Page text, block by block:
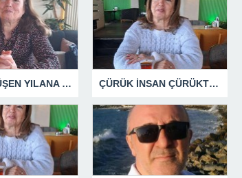
DENİZE DÜŞEN YILANA SARILIR ÇÜRÜK İNSAN ÇÜRÜKTÜR